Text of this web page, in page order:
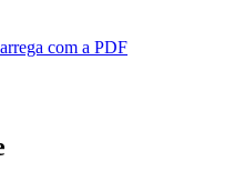
com a PDF